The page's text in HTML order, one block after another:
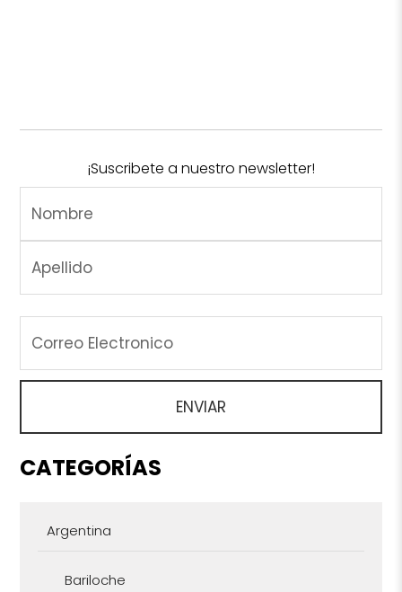
¡Suscribete a nuestro newsletter!
CATEGORÍAS
Argentina
Bariloche